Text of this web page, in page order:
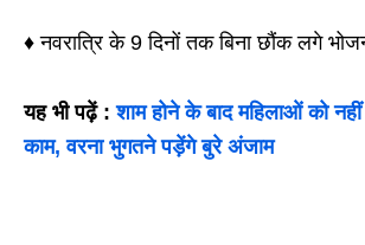
♦ नवरात्रि के 9 दिनों तक बिना छौंक लगे
यह भी पढ़ें :शाम होने के बाद महिलाओं को
काम, वरना भुगतने पड़ेंगे बुरे अंजाम